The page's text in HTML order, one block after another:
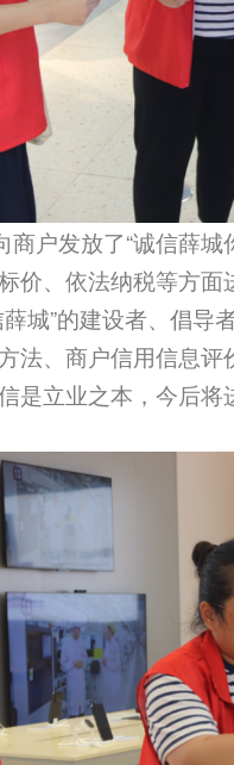
户发放了“诚信薛
价、依法纳税等方
城”的建设者、倡
法、商户信用信息
是立业之本，今后